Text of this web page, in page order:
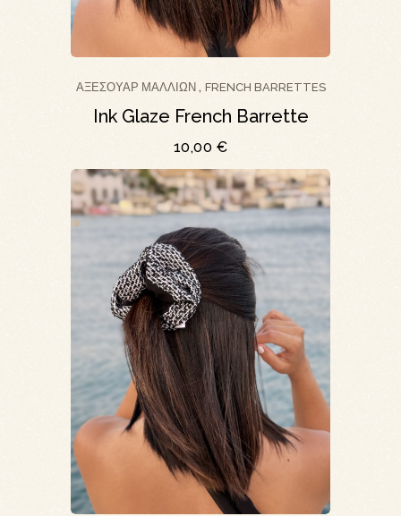
ΑΞΕΣΟΥΆΡ ΜΑΛΛΙΏΝ, FRENCH BARRETTES
Ink Glaze French Barrette
10,00 €